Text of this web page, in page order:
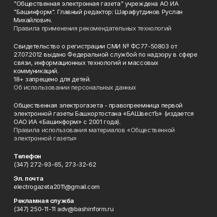
"Общественная электронная газета" учреждена АО ИА
"Башинформ". Главный редактор: Шарафутдинов Руслан
Михайлович.
Правила применения рекомендательных технологий
Свидетельство о регистрации СМИ № ФС77-50803 от
27.07.2012 выдано Федеральной службой по надзору в сфере
связи, информационных технологий и массовых
коммуникаций.
18+ запрещено для детей.
Об использовании персональных данных
Общественная электрогазета - правопреемница первой
электронной газеты Башкортостана «БАШвестЪ» (издается
ОАО ИА «Башинформ» с 2001 года).
Правила использования материалов «Общественной
электронной газеты»
Телефон
(347) 272-93-65, 273-32-62
Эл. почта
electrogazeta2011@gmail.com
Рекламная служба
(347) 250-11-11 adv@bashinform.ru